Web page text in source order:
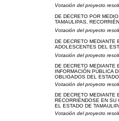
Votación del proyecto
DE DECRETO POR
TAMAULIPAS,
Votación del proyecto
DE DECRETO MEDIANTE
ADOLESCENTES DEL
Votación del proyecto
DE DECRETO MEDIANTE
INFORMACIÓN PÚBLICA
OBLIGADOS DEL
Votación del proyecto
DE DECRETO MEDIANTE
RECORRIÉNDOSE EN SU
EL ESTADO DE
Votación del proyecto